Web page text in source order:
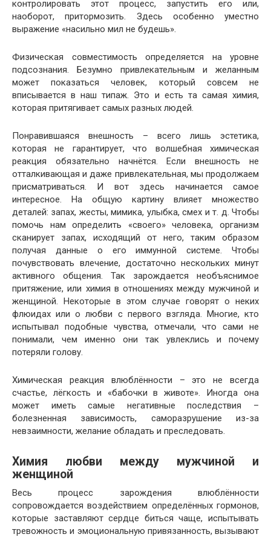
контролировать этот процесс, запустить его или,
наоборот, притормозить. Здесь особенно уместно
выражение «насильно мил не будешь».
Физическая совместимость определяется на уровне
подсознания. Безумно привлекательным и желанным
может показаться человек, который совсем не
вписывается в наш типаж. Это и есть та самая химия,
которая притягивает самых разных людей.
Понравившаяся внешность – всего лишь эстетика,
которая не гарантирует, что волшебная химическая
реакция обязательно начнётся. Если внешность не
отталкивающая и даже привлекательная, мы продолжаем
присматриваться. И вот здесь начинается самое
интересное. На общую картину влияет множество
деталей: запах, жесты, мимика, улыбка, смех и т. д. Чтобы
помочь нам определить «своего» человека, организм
сканирует запах, исходящий от него, таким образом
получая данные о его иммунной системе. Чтобы
почувствовать влечение, достаточно нескольких минут
активного общения. Так зарождается необъяснимое
притяжение, или химия в отношениях между мужчиной и
женщиной. Некоторые в этом случае говорят о неких
флюидах или о любви с первого взгляда. Многие, кто
испытывал подобные чувства, отмечали, что сами не
понимали, чем именно они так увлеклись и почему
потеряли голову.
Химическая реакция влюблённости – это не всегда
счастье, лёгкость и «бабочки в животе». Иногда она
может иметь самые негативные последствия –
болезненная зависимость, саморазрушение из-за
невзаимности, желание обладать и преследовать.
Химия любви между мужчиной и
женщиной
Весь процесс зарождения влюблённости
сопровождается воздействием определённых гормонов,
которые заставляют сердце биться чаще, испытывать
тревожность и эмоциональную привязанность, вызывают